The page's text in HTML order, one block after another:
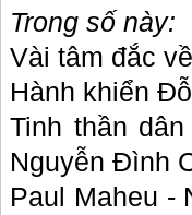
Trong số này:
Vài tâm đắc
Hành khiển
Tinh thần
Nguyễn Đình
Paul Maheu -